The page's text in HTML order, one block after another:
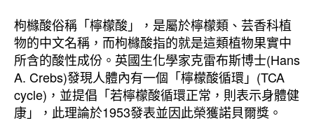
枸櫞酸俗稱「檸檬酸」，是屬於檸檬類、芸香科植
物的中文名稱，而枸櫞酸指的就是這類植物果實中
所含的酸性成份。英國生化學家克雷布斯博士(Hans
A. Crebs)發現人體內有一個「檸檬酸循環」(TCA
cycle)，並提倡「若檸檬酸循環正常，則表示身體健
康」，此理論於1953發表並因此榮獲諾貝爾獎。